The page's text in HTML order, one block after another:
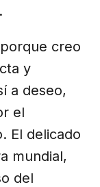
creo
y
a deseo,
el
El delicado
mundial,
del